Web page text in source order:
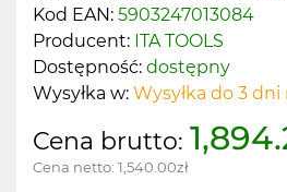
Kod EAN: 5903247013084
Producent: ITA TOOLS
Dostępność: dostępny
Wysyłka w: Wysyłka do 3 dni
Cena brutto:
Cena netto: 1,540.00zł